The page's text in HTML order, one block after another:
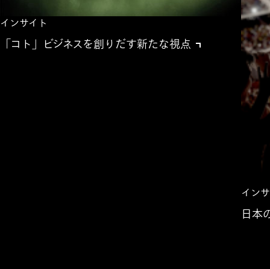
インサイト
「コト」ビジネスを創りだす新たな視点
イン
日本